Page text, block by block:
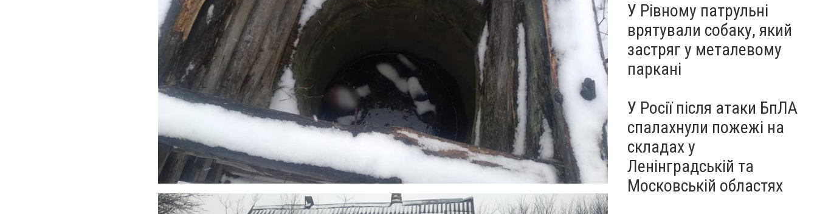
У Рівному патрульні
врятували собаку, який
застряг у металевому
паркані
У Росії після атаки БпЛА
спалахнули пожежі на
складах у
Ленінградській та
Московській областях